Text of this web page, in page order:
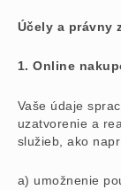
Účely a právny
1. Online
Vaše údaje
uzatvorenie a
služieb, ako
a) umožnenie